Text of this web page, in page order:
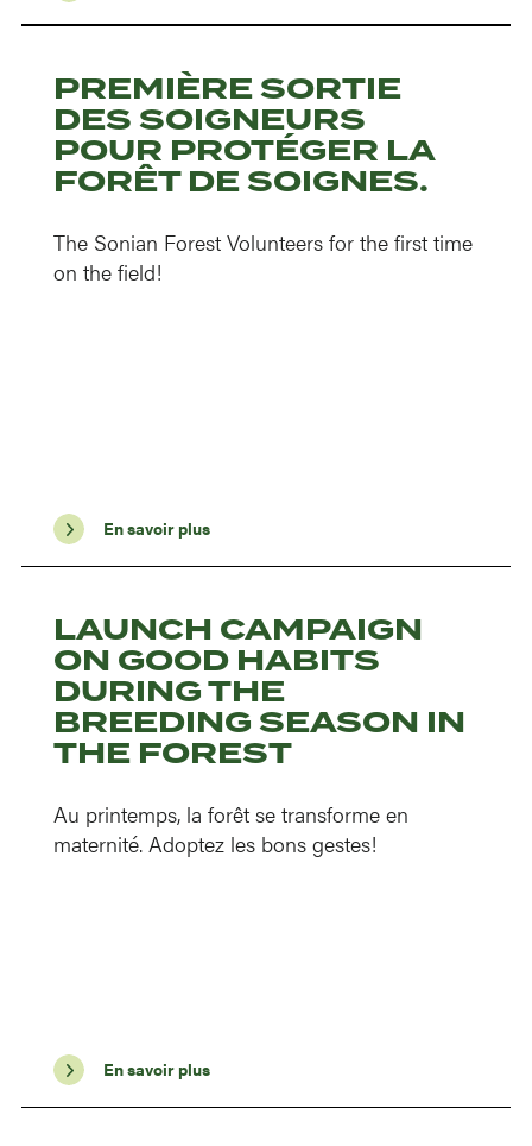
PREMIÈRE SORTIE
DES SOIGNEURS
POUR PROTÉGER LA
FORÊT DE SOIGNES.
The Sonian Forest Volunteers for the first time
on the field!
En savoir plus
LAUNCH CAMPAIGN
ON GOOD HABITS
DURING THE
BREEDING SEASON IN
THE FOREST
Au printemps, la forêt se transforme en
maternité. Adoptez les bons gestes!
En savoir plus